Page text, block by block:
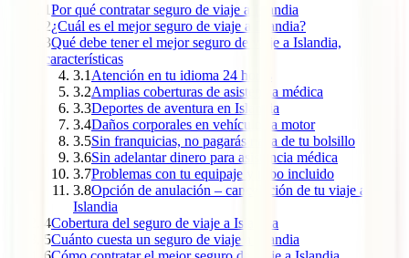
1Por qué contratar seguro de viaje a Islandia
2¿Cuál es el mejor seguro de viaje a Islandia?
3Qué debe tener el mejor seguro de viaje a Islandia,
características
3.1 Atención en tu idioma 24 horas
3.2Amplias coberturas de asistencia médica
3.3Deportes de aventura en Islandia
3.4Daños corporales en vehículos a motor
3.5Sin franquicias, no pagarás nada de tu bolsillo
3.6Sin adelantar dinero para asistencia médica
3.7Problemas con tu equipaje y robo incluido
3.8Opción de anulación – cancelación de tu viaje a
Islandia
4Cobertura del seguro de viaje a Islandia
5Cuánto cuesta un seguro de viaje a Islandia